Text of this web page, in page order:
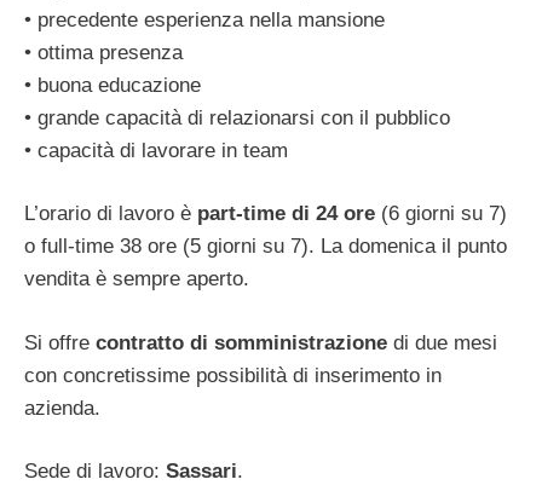
• precedente esperienza nella mansione
• ottima presenza
• buona educazione
• grande capacità di relazionarsi con il pubblico
• capacità di lavorare in team
L’orario di lavoro è part-time di 24 ore (6 giorni su 7)
o full-time 38 ore (5 giorni su 7). La domenica il punto
vendita è sempre aperto.
Si offre contratto di somministrazione di due mesi
con concretissime possibilità di inserimento in
azienda.
Sede di lavoro: Sassari.